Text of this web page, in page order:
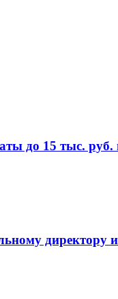
до 15 тыс. руб.
директору